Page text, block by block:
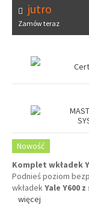
jutro
Zamów teraz
Nowość
Komplet wkładek
Podnieś poziom
wkładekYale Y600
więcej